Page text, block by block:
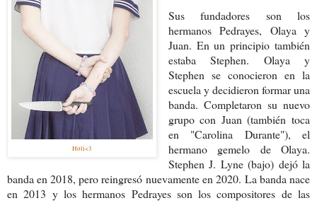
Holi<3
Sus fundadores son los
hermanos Pedrayes, Olaya y
Juan. En un principio también
estaba Stephen. Olaya y
Stephen se conocieron en la
escuela y decidieron formar una
banda. Completaron su nuevo
grupo con Juan (también toca
en "Carolina Durante"), el
hermano gemelo de Olaya.
Stephen J. Lyne (bajo) dejó la
banda en 2018, pero reingresó nuevamente en 2020. La banda nace
en 2013 y los hermanos Pedrayes son los compositores de las